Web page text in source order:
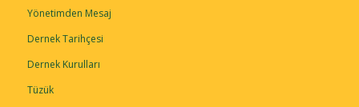
Yönetimden Mesaj
Dernek Tarihçesi
Dernek Kurulları
Tüzük